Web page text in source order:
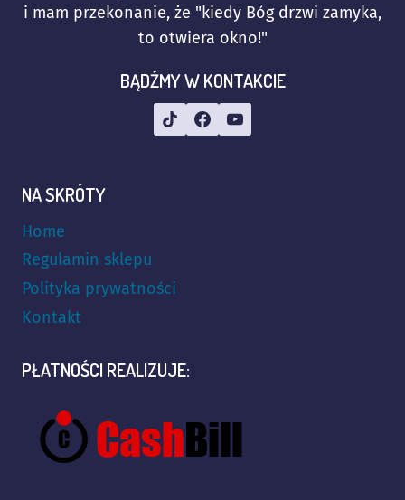
i mam przekonanie, że "kiedy Bóg drzwi zamyka,
to otwiera okno!"
BĄDŹMY W KONTAKCIE
NA SKRÓTY
Home
Regulamin sklepu
Polityka prywatności
Kontakt
PŁATNOŚCI REALIZUJE: